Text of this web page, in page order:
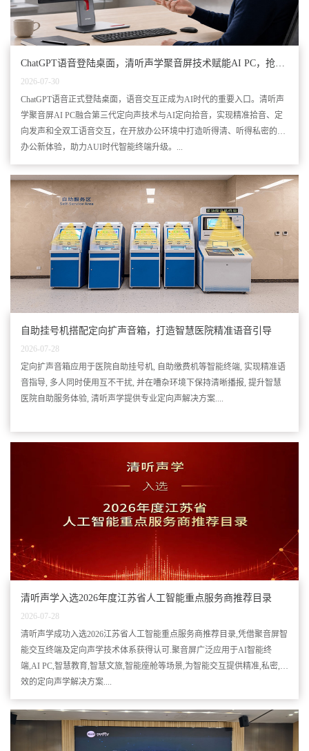
ChatGPT语音登陆桌面，清听声学聚音屏技术赋能AI PC，抢先
入局！
2026-07-30
ChatGPT语音正式登陆桌面，语音交互正成为AI时代的重要入口。清听声
学聚音屏AI PC融合第三代定向声技术与AI定向拾音，实现精准拾音、定
向发声和全双工语音交互，在开放办公环境中打造听得清、听得私密的AI
办公新体验，助力AUI时代智能终端升级。...
自助挂号机搭配定向扩声音箱，打造智慧医院精准语音引导
2026-07-28
定向扩声音箱应用于医院自助挂号机, 自助缴费机等智能终端, 实现精准语
音指导, 多人同时使用互不干扰, 并在嘈杂环境下保持清晰播报, 提升智慧
医院自助服务体验, 清听声学提供专业定向声解决方案....
清听声学入选2026年度江苏省人工智能重点服务商推荐目录
2026-07-28
清听声学成功入选2026江苏省人工智能重点服务商推荐目录,凭借聚音屏智
能交互终端及定向声学技术体系获得认可.聚音屏广泛应用于AI智能终
端,AI PC,智慧教育,智慧文旅,智能座舱等场景,为智能交互提供精准,私密,高
效的定向声学解决方案....